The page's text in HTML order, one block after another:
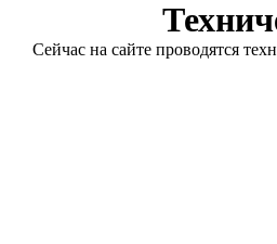
Сейчас на сайте проводятся